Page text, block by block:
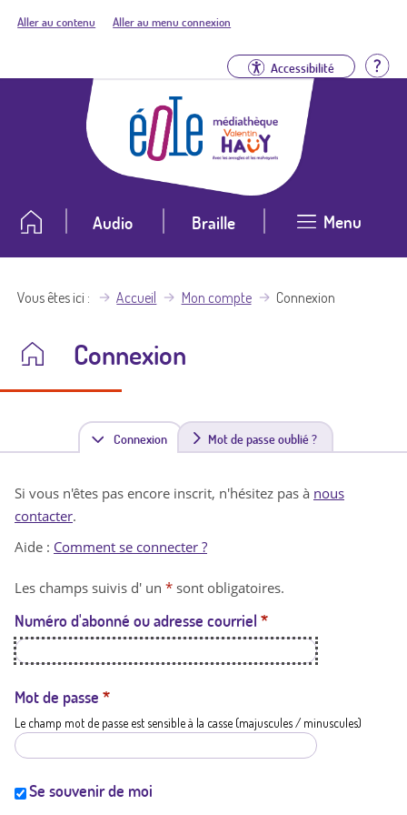
Aller au contenu Aller au menu connexion
Accessibilité
Audio Braille Menu
Vous êtes ici Accueil Mon compte Connexion
Connexion
Connexion(
n
t
a
t
i
Mot de passe oublié ?
Si vous n'êtes pas encore inscrit, n'hésitez pas à nous
contacter.
Aide : Comment se connecter ?
Les champs suivis d' un * sont obligatoires.
Numéro d'abonné ou adresse courriel *
Mot de passe *
Le champ mot de passe est sensible à la casse (majuscules / minuscules)
Se souvenir de moi